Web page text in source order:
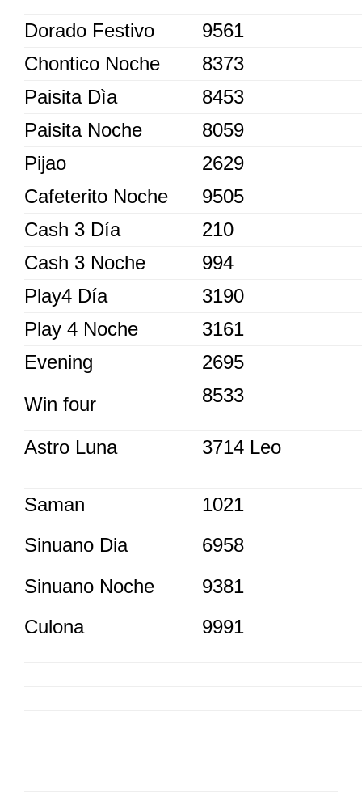
Dorado Festivo
9561
Chontico Noche
8373
Paisita Dìa
8453
Paisita Noche
8059
Pijao
2629
Cafeterito Noche
9505
Cash 3 Día
210
Cash 3 Noche
994
Play4 Día
3190
Play 4 Noche
3161
Evening
2695
Win four
8533
Astro Luna 3714 Leo
Saman
Sinuano Dia
Sinuano Noche
Culona
1021
6958
9381
9991